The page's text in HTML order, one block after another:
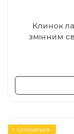
Клинок
змінним
Очікується